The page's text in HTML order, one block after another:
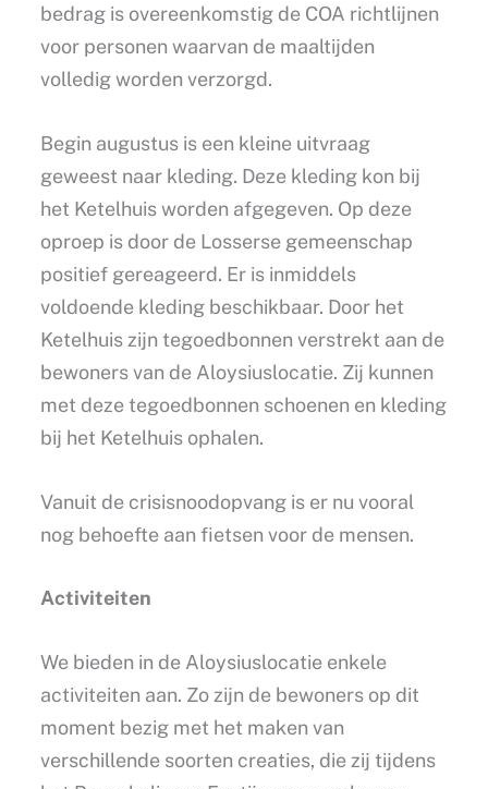
bedrag is overeenkomstig de COA richtlijnen
voor personen waarvan de maaltijden
volledig worden verzorgd.
Begin augustus is een kleine uitvraag
geweest naar kleding. Deze kleding kon bij
het Ketelhuis worden afgegeven. Op deze
oproep is door de Losserse gemeenschap
positief gereageerd. Er is inmiddels
voldoende kleding beschikbaar. Door het
Ketelhuis zijn tegoedbonnen verstrekt aan de
bewoners van de Aloysiuslocatie. Zij kunnen
met deze tegoedbonnen schoenen en kleding
bij het Ketelhuis ophalen.
Vanuit de crisisnoodopvang is er nu vooral
nog behoefte aan fietsen voor de mensen.
Activiteiten
We bieden in de Aloysiuslocatie enkele
activiteiten aan. Zo zijn de bewoners op dit
moment bezig met het maken van
verschillende soorten creaties, die zij tijdens